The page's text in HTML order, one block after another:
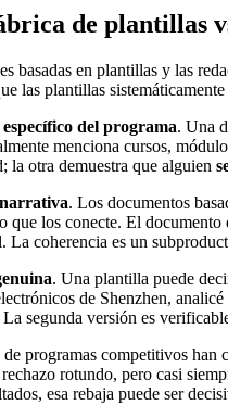
de plantillas
basadas en plantillas y las
las plantillas
del programa. Una
menciona cursos,
la otra demuestra que alguien
. Los documentos
los conecte. El documento
La coherencia es un
. Una plantilla puede
de Shenzhen,
segunda versión es
programas competitivos
rotundo, pero casi
esa rebaja puede ser